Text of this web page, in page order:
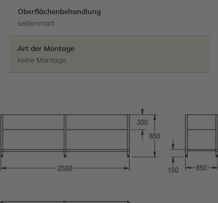
Oberflächenbehandlung
seidenmatt
Art der Montage
keine Montage